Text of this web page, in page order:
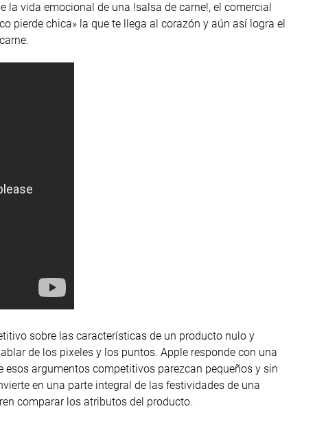
la vida emocional de una !salsa de carne!, el comercial
pierde chica» la que te llega al corazón y aún así logra el
sobre las características de un producto nulo y
de los pixeles y los puntos. Apple responde con una
argumentos competitivos parezcan pequeños y sin
en una parte integral de las festividades de una
comparar los atributos del producto.